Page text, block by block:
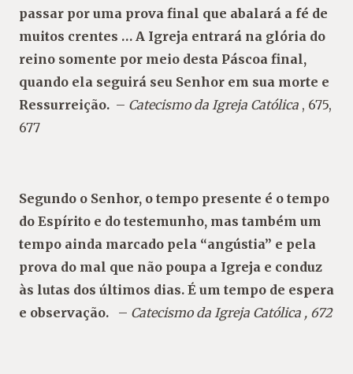
passar por uma prova final que abalará a fé de
muitos crentes … A Igreja entrará na glória do
reino somente por meio desta Páscoa final,
quando ela seguirá seu Senhor em sua morte e
Ressurreição. – Catecismo da Igreja Católica , 675,
677
Segundo o Senhor, o tempo presente é o tempo
do Espírito e do testemunho, mas também um
tempo ainda marcado pela “angústia” e pela
prova do mal que não poupa a Igreja e conduz
às lutas dos últimos dias. É um tempo de espera
e observação.
– Catecismo da Igreja Católica , 672